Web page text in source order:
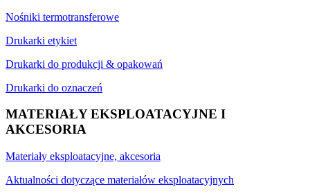
Nośniki termotransferowe
Drukarki etykiet
Drukarki do produkcji & opakowań
Drukarki do oznaczeń
MATERIAŁY EKSPLOATACYJNE I
AKCESORIA
Materiały eksploatacyjne, akcesoria
Aktualności dotyczące materiałów eksploatacyjnych